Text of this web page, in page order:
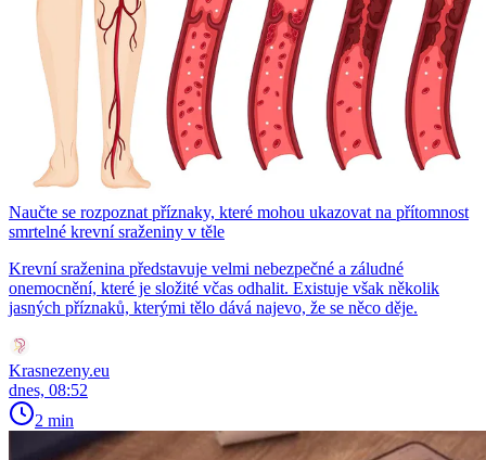
Naučte se rozpoznat příznaky, které mohou ukazovat na přítomnost
smrtelné krevní sraženiny v těle
Krevní sraženina představuje velmi nebezpečné a záludné
onemocnění, které je složité včas odhalit. Existuje však několik
jasných příznaků, kterými tělo dává najevo, že se něco děje.
Krasnezeny.eu
dnes, 08:52
2 min